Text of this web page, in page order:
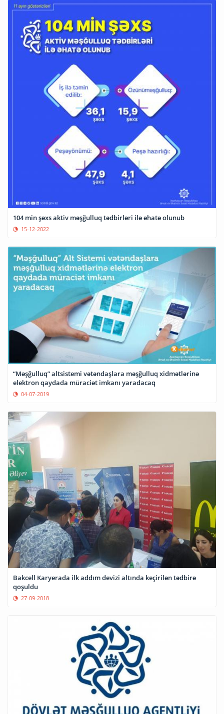
104 min şəxs aktiv məşğulluq tədbirləri ilə əhatə olunub
15-12-2022
“Məşğulluq” altsistemi vətəndaşlara məşğulluq xidmətlərinə
elektron qaydada müraciət imkanı yaradacaq
04-07-2019
Bakcell Karyerada ilk addım devizi altında keçirilən tədbirə
qoşuldu
27-09-2018